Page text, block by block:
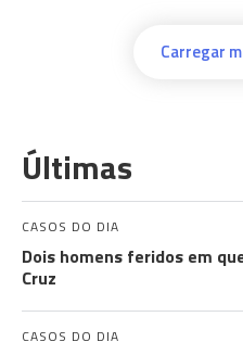
Carregar
Últimas
CASOS DO DIA
Dois homens feridos em
Cruz
CASOS DO DIA